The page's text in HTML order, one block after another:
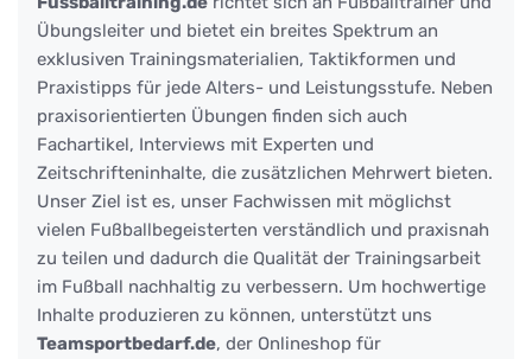
Übungsleiter und bietet ein breites Spektrum an
exklusiven Trainingsmaterialien, Taktikformen und
Praxistipps für jede Alters- und Leistungsstufe. Neben
praxisorientierten Übungen finden sich auch
Fachartikel, Interviews mit Experten und
Zeitschrifteninhalte, die zusätzlichen Mehrwert bieten.
Unser Ziel ist es, unser Fachwissen mit möglichst
vielen Fußballbegeisterten verständlich und praxisnah
zu teilen und dadurch die Qualität der Trainingsarbeit
im Fußball nachhaltig zu verbessern. Um hochwertige
Inhalte produzieren zu können, unterstützt uns
Teamsportbedarf.de, der Onlineshop für